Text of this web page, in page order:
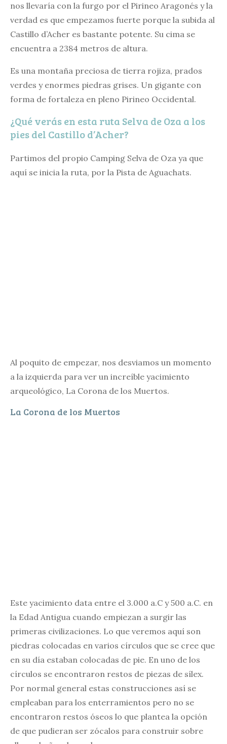
nos llevaría con la furgo por el Pirineo Aragonés y la
verdad es que empezamos fuerte porque la subida al
Castillo d’Acher es bastante potente. Su cima se
encuentra a 2384 metros de altura.
Es una montaña preciosa de tierra rojiza, prados
verdes y enormes piedras grises. Un gigante con
forma de fortaleza en pleno Pirineo Occidental.
¿Qué verás en esta ruta Selva de Oza a los
pies del Castillo d’Acher?
Partimos del propio Camping Selva de Oza ya que
aquí se inicia la ruta, por la Pista de Aguachats.
Al poquito de empezar, nos desviamos un momento
a la izquierda para ver un increíble yacimiento
arqueológico, La Corona de los Muertos.
La Corona de los Muertos
Este yacimiento data entre el 3.000 a.C y 500 a.C. en
la Edad Antigua cuando empiezan a surgir las
primeras civilizaciones. Lo que veremos aquí son
piedras colocadas en varios círculos que se cree que
en su día estaban colocadas de pie. En uno de los
círculos se encontraron restos de piezas de sílex.
Por normal general estas construcciones así se
empleaban para los enterramientos pero no se
encontraron restos óseos lo que plantea la opción
de que pudieran ser zócalos para construir sobre